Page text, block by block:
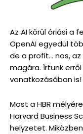
Az AI körül óriási a
OpenAI egyedül
de a profit… nos,
magára. Írtunk
vonatkozásában is!
Most a HBR
Harvard Business
helyzetet.